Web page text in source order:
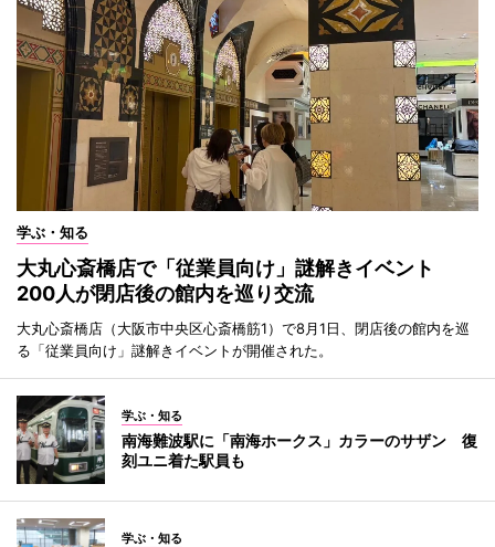
学ぶ・知る
大丸心斎橋店で「従業員向け」謎解きイベント
200人が閉店後の館内を巡り交流
大丸心斎橋店（大阪市中央区心斎橋筋1）で8月1日、閉店後の館内を巡
る「従業員向け」謎解きイベントが開催された。
学ぶ・知る
南海難波駅に「南海ホークス」カラーのサザン 復
刻ユニ着た駅員も
学ぶ・知る